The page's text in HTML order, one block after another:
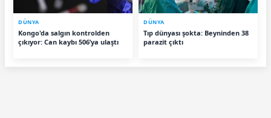
DÜNYA
Kongo'da salgın kontrolden
çıkıyor: Can kaybı 506’ya ulaştı
DÜNYA
Tıp dünyası şokta: Beyninden 38
parazit çıktı